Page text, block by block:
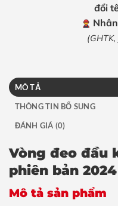
đổi
MÔ TẢ
THÔNG TIN BỔ SUNG
ĐÁNH GIÁ (0)
Vòng đeo đầu
phiên bản 2024
Mô tả sản phẩm